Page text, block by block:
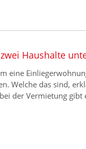
Haushalte
eine
Welche das sind,
der Vermietung gibt